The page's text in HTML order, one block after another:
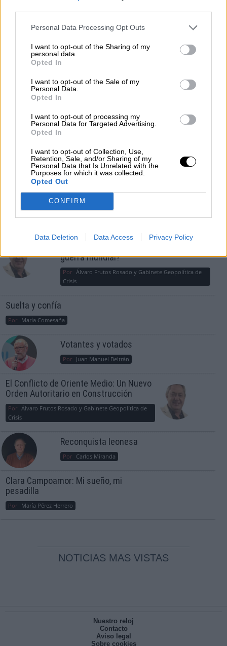
Personal Data Processing Opt Outs
I want to opt-out of the Sharing of my
personal data.
Opted In
I want to opt-out of the Sale of my
Personal Data.
Opted In
I want to opt-out of processing my
Personal Data for Targeted Advertising.
Opted In
I want to opt-out of Collection, Use,
Retention, Sale, and/or Sharing of my
Personal Data that Is Unrelated with the
Purposes for which it was collected.
Opted Out
CONFIRM
Data Deletion Data Access Privacy Policy
La Policía Nacional ha detenido a 19
los cuales uno era menor
Los detenidos pertenecían a los Trinitarios y a los
Juan Almansa
Más artículos de este autor
viernes, 18 de febrero de 2022
OPINIONES DIVERSAS
¿La ciudadanía de Occidente es
guerra mundial?
Por Álvaro Frutos Rosado y Gabinete Geopolítica de
Crisis
Suelta y confía
Por María Comesaña
Votantes y votados
Por Juan Manuel Beltrán
El Conflicto de Oriente Medio: Un Nuevo
Orden Autoritario en Construcción
Por Álvaro Frutos Rosado y Gabinete Geopolítica de
Crisis
Reconquista leonesa
Por Carlos Miranda
Clara Campoamor: Mi sueño, mi
pesadilla
Por María Pérez Herrero
NOTICIAS MAS VISTAS
Nuestro reloj
Contacto
Aviso legal
Sobre cookies